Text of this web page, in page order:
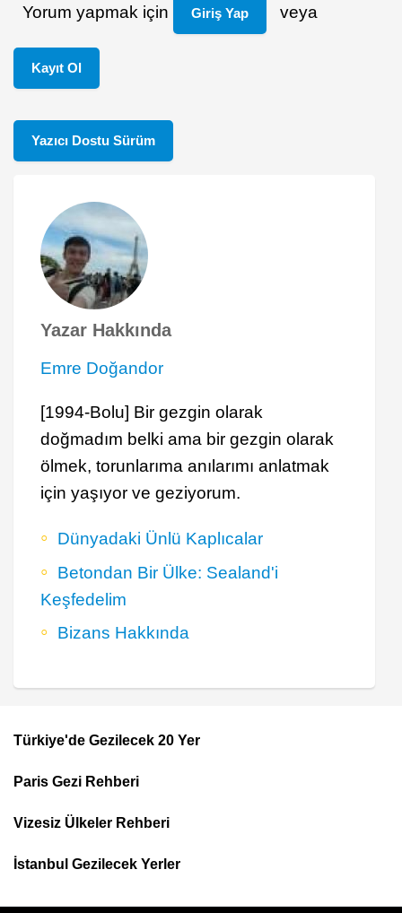
Yorum yapmak için Giriş Yap veya
Kayıt Ol
Yazıcı Dostu Sürüm
Yazar Hakkında
Emre Doğandor
[1994-Bolu] Bir gezgin olarak
doğmadım belki ama bir gezgin olarak
ölmek, torunlarıma anılarımı anlatmak
için yaşıyor ve geziyorum.
Dünyadaki Ünlü Kaplıcalar
Betondan Bir Ülke: Sealand'i
Keşfedelim
Bizans Hakkında
Top
Menu
Türkiye'de Gezilecek 20 Yer
Paris Gezi Rehberi
Vizesiz Ülkeler Rehberi
İstanbul Gezilecek Yerler